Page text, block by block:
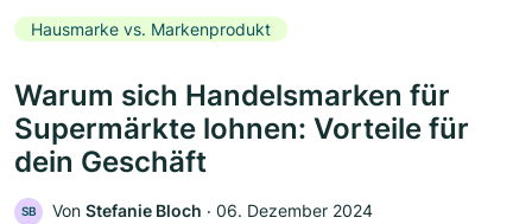
Hausmarke vs. Markenprodukt
Warum sich Handelsmarken für
Supermärkte lohnen: Vorteile für
dein Geschäft
SB Von Stefanie Bloch ‧ 06. Dezember 2024